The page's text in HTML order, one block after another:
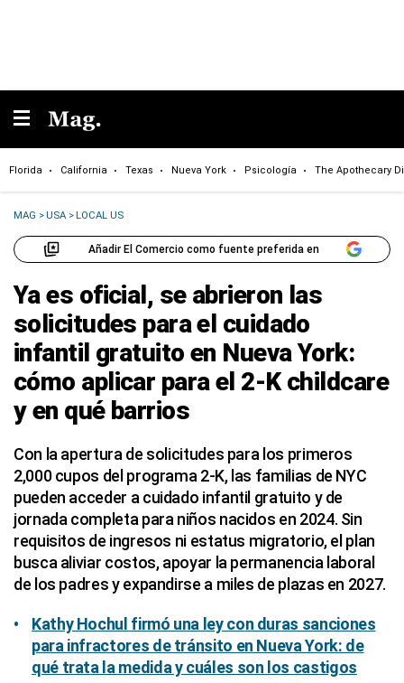
Florida California Texas Nueva York Psicología The Apothecary
MAG >USA >LOCAL US
Añadir El Comercio como fuente preferida en
Ya es oficial, se abrieron las
solicitudes para el cuidado
infantil gratuito en Nueva York:
cómo aplicar para el 2-K childcare
y en qué barrios
Con la apertura de solicitudes para los primeros
2,000 cupos del programa 2‑K, las familias de NYC
pueden acceder a cuidado infantil gratuito y de
jornada completa para niños nacidos en 2024. Sin
requisitos de ingresos ni estatus migratorio, el plan
busca aliviar costos, apoyar la permanencia laboral
de los padres y expandirse a miles de plazas en 2027.
Kathy Hochul firmó una ley con duras sanciones
para infractores de tránsito en Nueva York: de
qué trata la medida y cuáles son los castigos